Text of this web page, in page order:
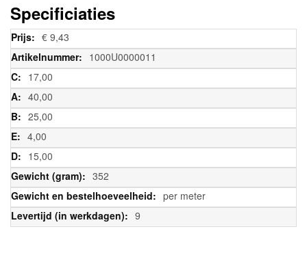
Specificiaties
Meer
informatie
€ 9,43
1000U0000011
17,00
40,00
25,00
4,00
15,00
352
per meter
9